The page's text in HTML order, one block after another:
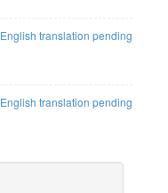
English translation pending
English translation pending